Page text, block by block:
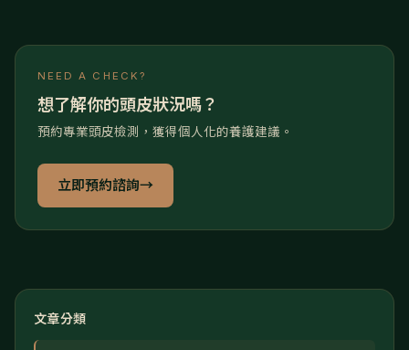
NEED A CHECK?
想了解你的頭皮狀況嗎？
預約專業頭皮檢測，獲得個人化的養護建議。
立即預約諮詢→
文章分類